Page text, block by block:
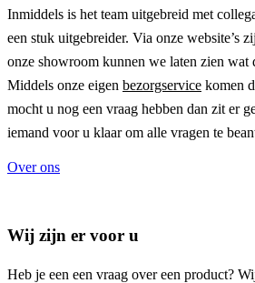
Inmiddels is het team uitgebreid met
een stuk uitgebreider. Via onze website’s
onze showroom kunnen we laten zien wat
Middels onze eigen bezorgservice komen
mocht u nog een vraag hebben dan zit er
iemand voor u klaar om alle vragen te
Over ons
Wij zijn er voor u
Heb je een een vraag over een product?